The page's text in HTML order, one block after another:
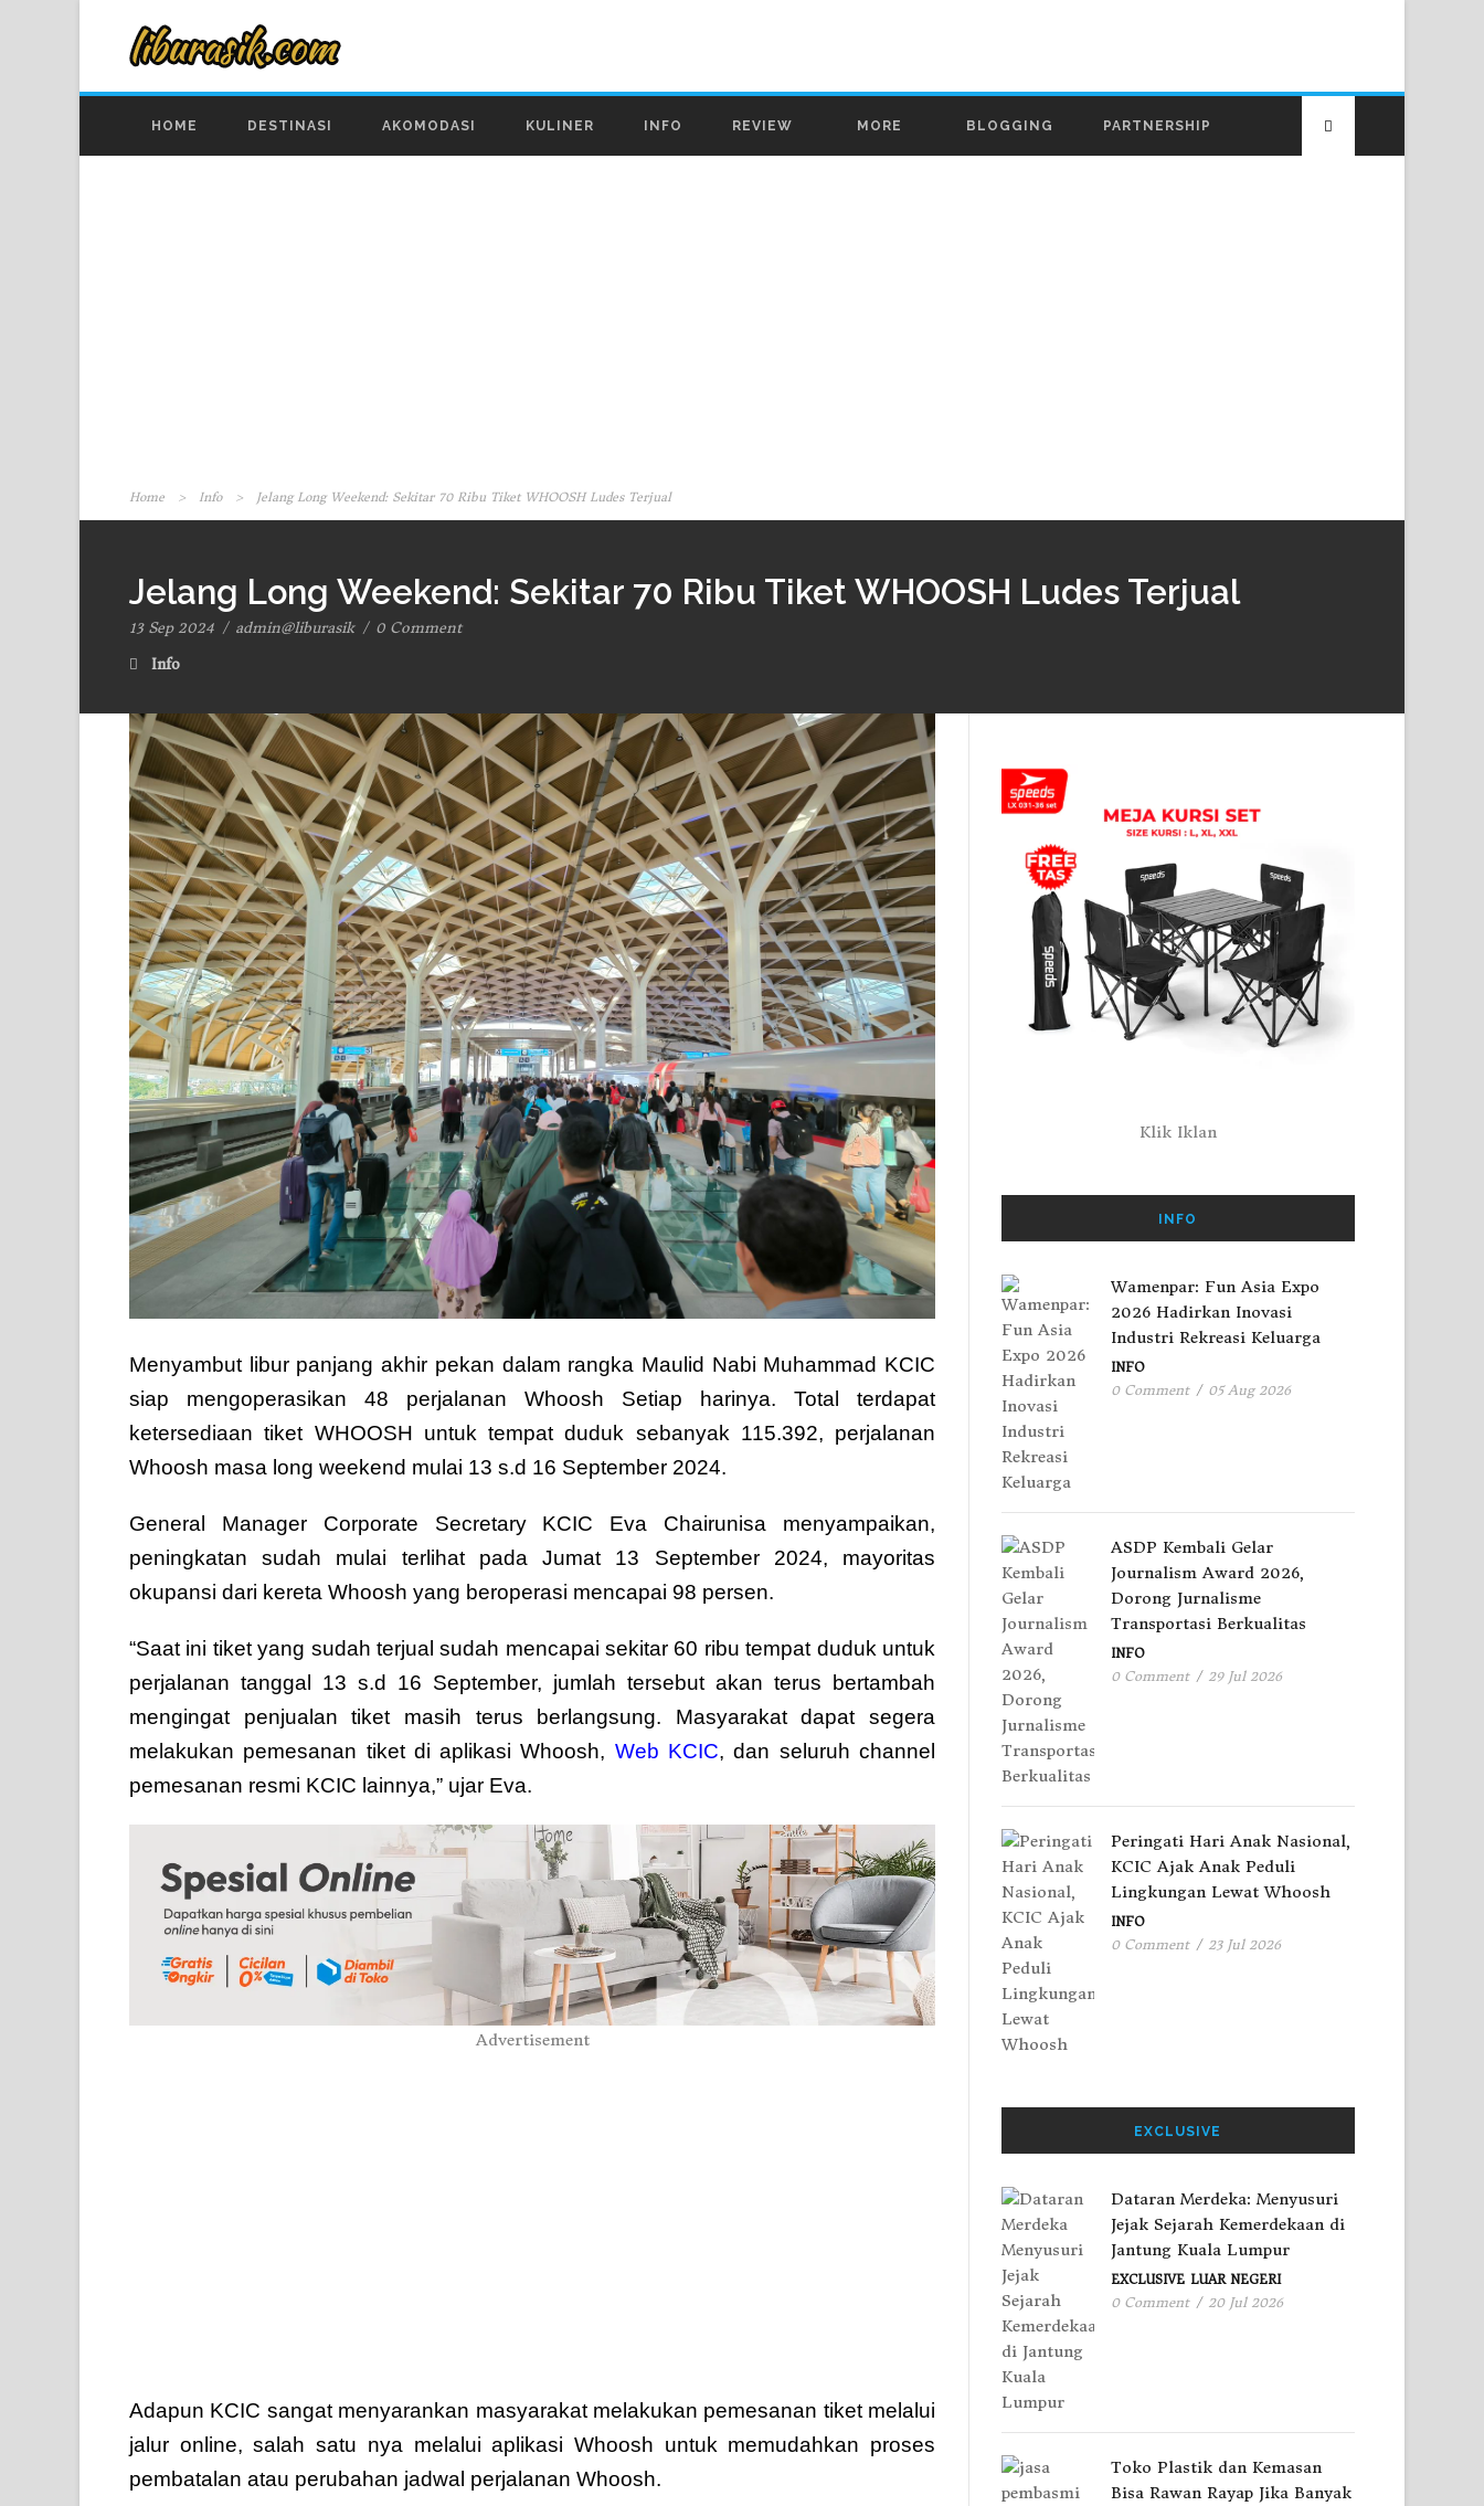
HOME DESTINASI AKOMODASI KULINER INFO REVIEW MORE BLOGGING PARTNERSHIP
Home > Info > Jelang Long Weekend: Sekitar 70 Ribu Tiket WHOOSH Ludes Terjual
Jelang Long Weekend: Sekitar 70 Ribu Tiket WHOOSH Ludes Terjual
13 Sep 2024 / admin@liburasik / 0 Comment
Info
Menyambut libur panjang akhir pekan dalam rangka Maulid Nabi Muhammad KCIC
siap mengoperasikan 48 perjalanan Whoosh Setiap harinya. Total terdapat
ketersediaan tiket WHOOSH untuk tempat duduk sebanyak 115.392, perjalanan
Whoosh masa long weekend mulai 13 s.d 16 September 2024.
General Manager Corporate Secretary KCIC Eva Chairunisa menyampaikan,
peningkatan sudah mulai terlihat pada Jumat 13 September 2024, mayoritas
okupansi dari kereta Whoosh yang beroperasi mencapai 98 persen.
“Saat ini tiket yang sudah terjual sudah mencapai sekitar 60 ribu tempat duduk untuk
perjalanan tanggal 13 s.d 16 September, jumlah tersebut akan terus bertambah
mengingat penjualan tiket masih terus berlangsung. Masyarakat dapat segera
melakukan pemesanan tiket di aplikasi Whoosh, Web KCIC, dan seluruh channel
pemesanan resmi KCIC lainnya,” ujar Eva.
Advertisement
Adapun KCIC sangat menyarankan masyarakat melakukan pemesanan tiket melalui
jalur online, salah satu nya melalui aplikasi Whoosh untuk memudahkan proses
pembatalan atau perubahan jadwal perjalanan Whoosh.
Klik Iklan
INFO
Wamenpar: Fun Asia Expo
2026 Hadirkan Inovasi
Industri Rekreasi Keluarga
INFO
0 Comment / 05 Aug 2026
ASDP Kembali Gelar
Journalism Award 2026,
Dorong Jurnalisme
Transportasi Berkualitas
INFO
0 Comment / 29 Jul 2026
Peringati Hari Anak Nasional,
KCIC Ajak Anak Peduli
Lingkungan Lewat Whoosh
INFO
0 Comment / 23 Jul 2026
EXCLUSIVE
Dataran Merdeka: Menyusuri
Jejak Sejarah Kemerdekaan di
Jantung Kuala Lumpur
EXCLUSIVE LUAR NEGERI
0 Comment / 20 Jul 2026
Toko Plastik dan Kemasan
Bisa Rawan Rayap Jika Banyak